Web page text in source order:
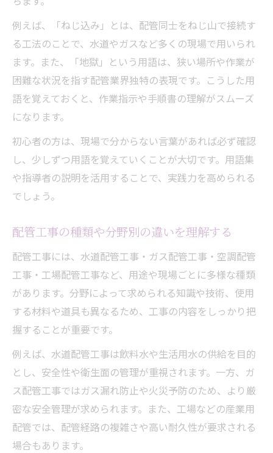
例えば、「ねじ込み」とは、配管同士をねじ山で接続す
る工法のことで、水道やガスなど多くの現場で用いられ
ます。また、「地獄」という用語は、狭い場所や作業が
困難な状況を指す配管業界独特の表現です。こうした用
語を覚えておくと、作業指示や手順書の理解がスムーズ
になります。
初心者の方は、現場で分からない言葉があれば必ず確認
し、少しずつ用語を覚えていくことが大切です。用語集
や指導者の説明を活用することで、実践力を高められる
でしょう。
配管工事の種類や分野別の違いを理解する
配管工事には、水道配管工事・ガス配管工事・空調配管
工事・工場配管工事など、用途や現場ごとに多様な種類
があります。分野によって求められる知識や技術、使用
する材料や道具も異なるため、工事の内容をしっかり把
握することが重要です。
例えば、水道配管工事は飲料水や生活用水の供給を目的
とし、安全性や衛生面の管理が重視されます。一方、ガ
ス配管工事ではガス漏れ防止や火災予防のため、より厳
密な安全管理が求められます。また、工場などの産業用
配管では、配管経路の複雑さや高い耐久性が要求される
場合もあります。